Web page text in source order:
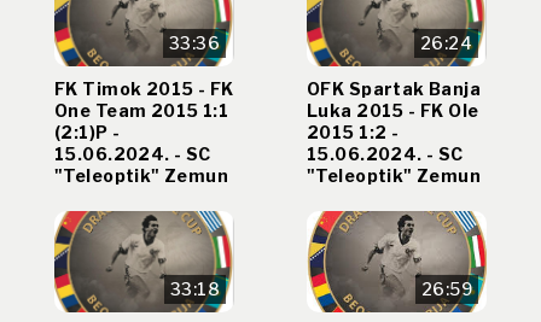
33:36
FK Timok 2015 - FK
One Team 2015 1:1
(2:1)P -
15.06.2024. - SC
"Teleoptik" Zemun
26:24
OFK Spartak Banja
Luka 2015 - FK Ole
2015 1:2 -
15.06.2024. - SC
"Teleoptik" Zemun
33:18 26:59